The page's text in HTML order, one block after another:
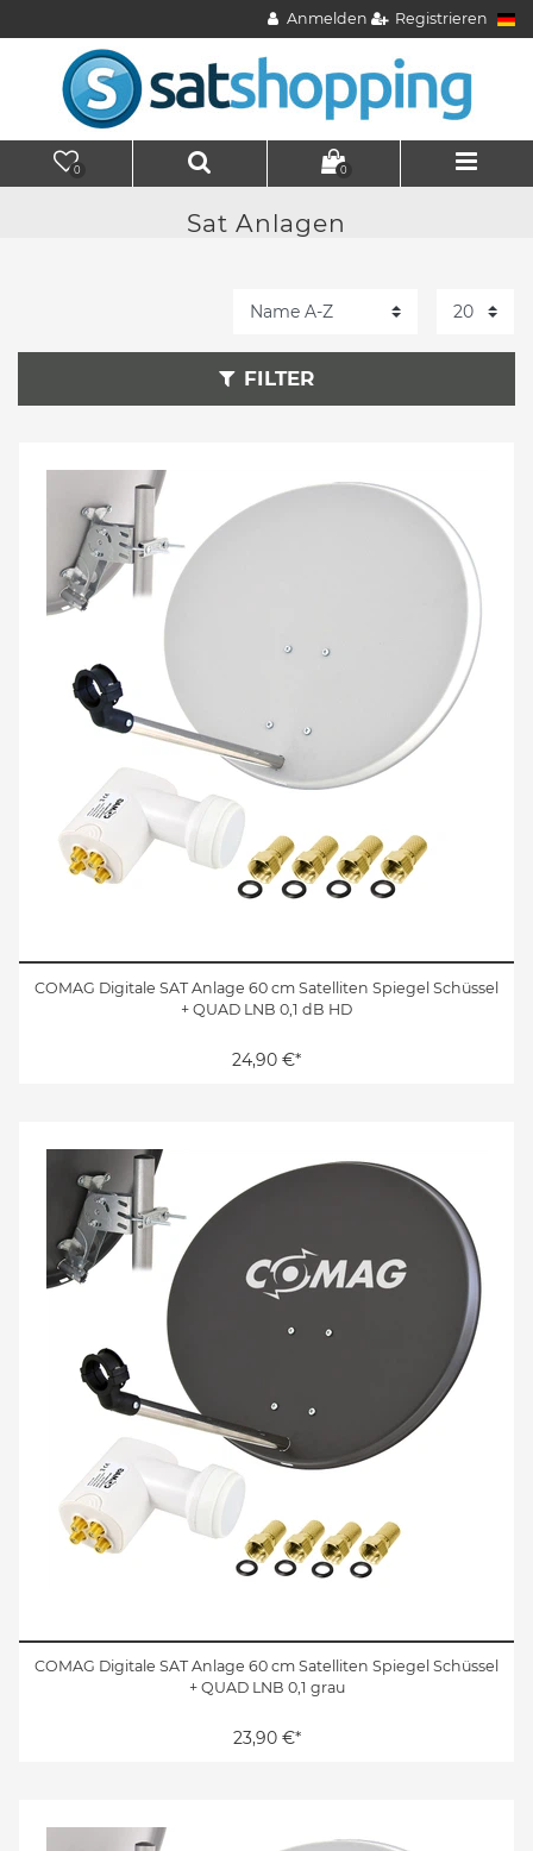
Anmelden Registrieren
0 0
Sat Anlagen
FILTER
COMAG Digitale SAT Anlage 60 cm Satelliten Spiegel Schüssel
+ QUAD LNB 0,1 dB HD
24,90 €*
COMAG Digitale SAT Anlage 60 cm Satelliten Spiegel Schüssel
+ QUAD LNB 0,1 grau
23,90 €*